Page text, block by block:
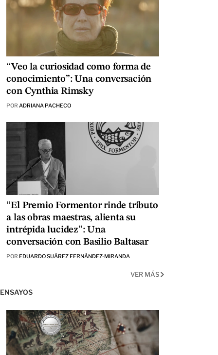
“Veo la curiosidad como forma de
conocimiento”: Una conversación
con Cynthia Rimsky
PORADRIANA PACHECO
“El Premio Formentor rinde tributo
a las obras maestras, alienta su
intrépida lucidez”: Una
conversación con Basilio Baltasar
POR EDUARDO SUÁREZ FERNÁNDEZ-MIRANDA
VER MÁS
ENSAYOS